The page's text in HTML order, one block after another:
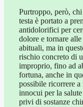
Purtroppo, però,
testa è portato a
antidolorifici per
dolore e tornare
abituali, ma in
rischio concreto di
improprio, fino ad
fortuna, anche in
possibile ricorrere
innocui per la
privi di sostanze